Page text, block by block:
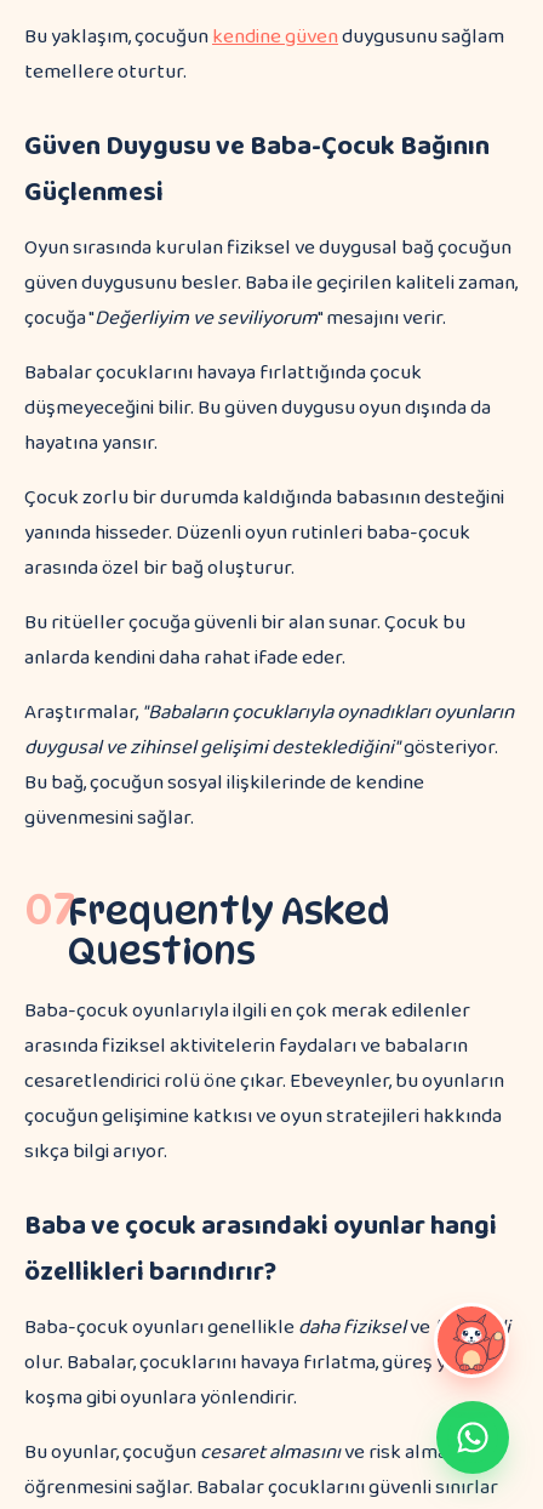
Bu yaklaşım, çocuğunkendine güvenduygusunu sağlam
temellere oturtur.
Güven Duygusu ve Baba-Çocuk Bağının
Güçlenmesi
Oyun sırasında kurulan fiziksel ve duygusal bağ çocuğun
güven duygusunu besler. Baba ile geçirilen kaliteli zaman,
çocuğa "Değerliyim ve seviliyorum" mesajını verir.
Babalar çocuklarını havaya fırlattığında çocuk
düşmeyeceğini bilir. Bu güven duygusu oyun dışında da
hayatına yansır.
Çocuk zorlu bir durumda kaldığında babasının desteğini
yanında hisseder. Düzenli oyun rutinleri baba-çocuk
arasında özel bir bağ oluşturur.
Bu ritüeller çocuğa güvenli bir alan sunar. Çocuk bu
anlarda kendini daha rahat ifade eder.
Araştırmalar,"Babaların çocuklarıyla oynadıkları oyunların
duygusal ve zihinsel gelişimi desteklediğini"gösteriyor.
Bu bağ, çocuğun sosyal ilişkilerinde de kendine
güvenmesini sağlar.
07Frequently Asked
Questions
Baba-çocuk oyunlarıyla ilgili en çok merak edilenler
arasında fiziksel aktivitelerin faydaları ve babaların
cesaretlendirici rolü öne çıkar. Ebeveynler, bu oyunların
çocuğun gelişimine katkısı ve oyun stratejileri hakkında
sıkça bilgi arıyor.
Baba ve çocuk arasındaki oyunlar hangi
özellikleri barındırır?
Baba-çocuk oyunları genellikledaha fizikselvehareketli
olur. Babalar, çocuklarını havaya fırlatma, güreş ya da
koşma gibi oyunlara yönlendirir.
Bu oyunlar, çocuğuncesaret almasınıve risk almayı
öğrenmesini sağlar. Babalar çocuklarını güvenli sınırlar